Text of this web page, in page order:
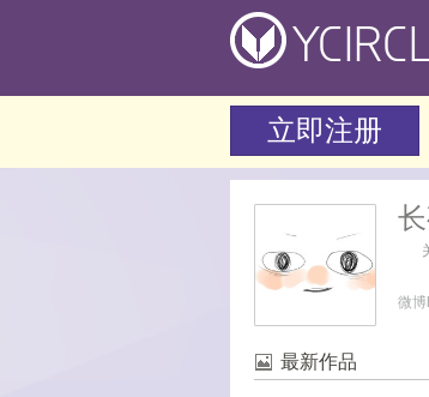
微
最新作品